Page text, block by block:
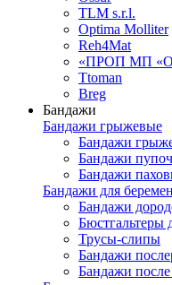
TLM s.r.l.
Optima Molliter
Reh4Mat
«ПРОП МП
Ttoman
Breg
Бандажи
Бандажи грыжевые
Бандажи
Бандажи
Бандажи
Бандажи для
Бандажи
Бюстгальтеры
Трусы-слипы
Бандажи
Бандажи после